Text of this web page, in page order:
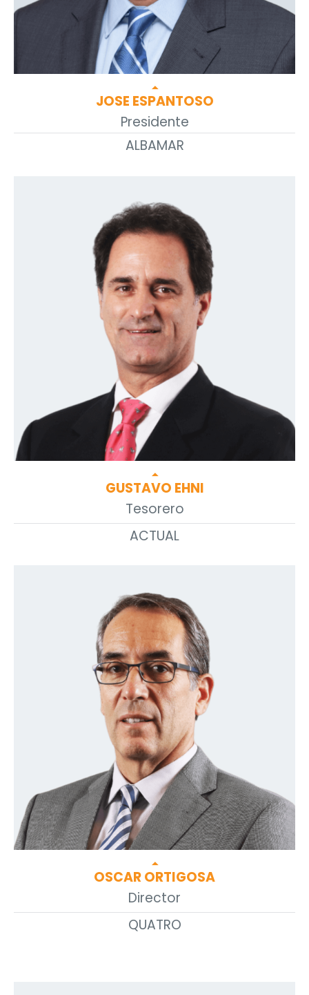
arrow_drop_up
JOSE ESPANTOSO
Presidente
ALBAMAR
arrow_drop_up
GUSTAVO EHNI
Tesorero
ACTUAL
arrow_drop_up
OSCAR ORTIGOSA
Director
QUATRO